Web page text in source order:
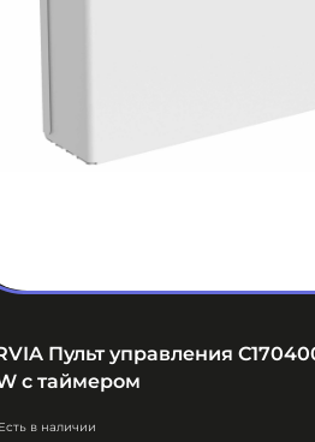
Пульт управления
с таймером
Есть в наличии